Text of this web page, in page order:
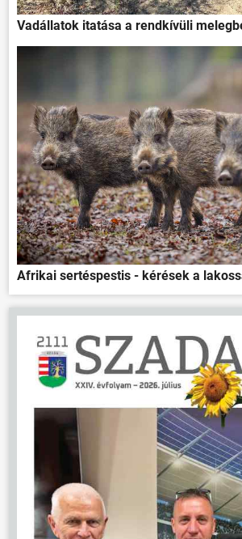
Vadállatok itatása a rendkívüli
Afrikai sertéspestis - kérések a